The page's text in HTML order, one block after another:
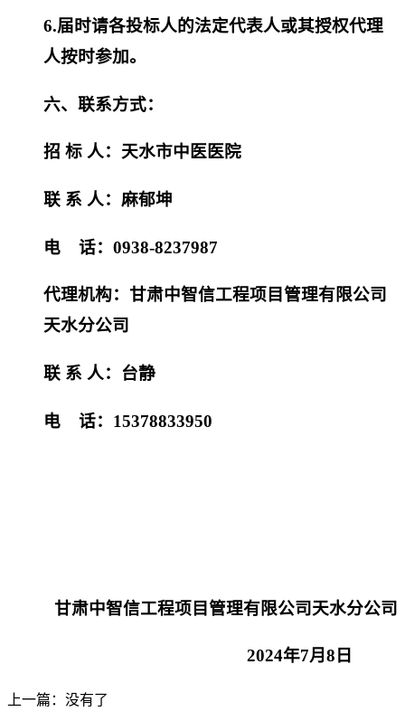
6.届时请各投标人的法定代表人或其授权代理
人按时参加。
六、联系方式：
招 标 人： 天水市中医医院
联 系 人： 麻郁坤
电 话： 0938-8237987
代理机构： 甘肃中智信工程项目管理有限公司
天水分公司
联 系 人： 台静
电 话： 15378833950
甘肃中智信工程项目管理有限公司天水分公司
2024年7月 8 日
上一篇：没有了